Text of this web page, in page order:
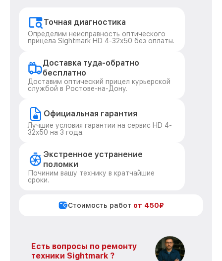
Точная диагностика
Определим неисправность оптического
прицела Sightmark HD 4-32x50 без оплаты.
Доставка туда-обратно
бесплатно
Доставим оптический прицел курьерской
службой в Ростове-на-Дону.
Официальная гарантия
Лучшие условия гарантии на сервис HD 4-
32x50 на 3 года.
Экстренное устранение
поломки
Починим вашу технику в кратчайшие
сроки.
Стоимость работ от 450₽
Есть вопросы по ремонту
техники Sightmark ?